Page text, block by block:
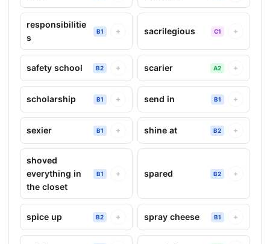
responsibilitie
s
B1 + sacrilegious C1 +
safety school B2 + scarier A2 +
scholarship B1 + send in B1 +
sexier B1 + shine at B2 +
shoved
everything in
the closet
B1 + spared B2 +
spice up B2 + spray cheese B1 +